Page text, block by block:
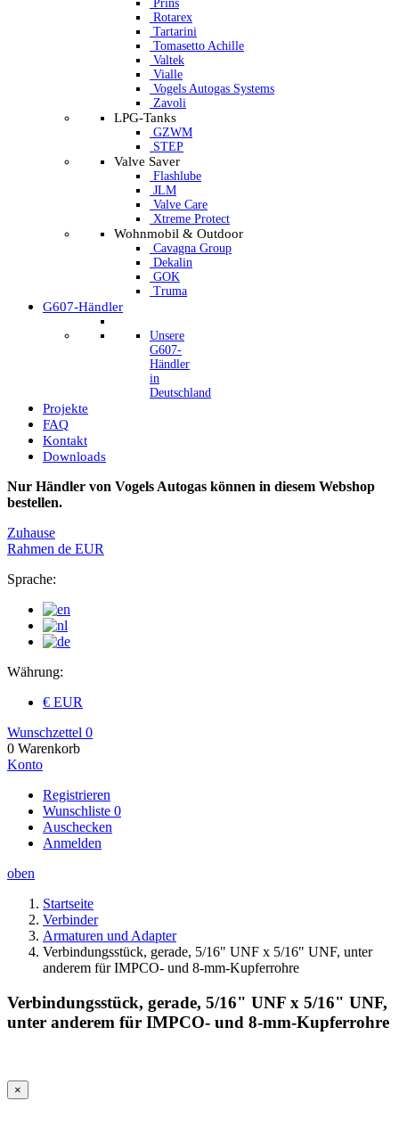
Prins
Rotarex
Tartarini
Tomasetto Achille
Valtek
Vialle
Vogels Autogas Systems
Zavoli
LPG-Tanks
GZWM
STEP
Valve Saver
Flashlube
JLM
Valve Care
Xtreme Protect
Wohnmobil & Outdoor
Cavagna Group
Dekalin
GOK
Truma
G607-Händler
Unsere
G607-
Händler
in
Deutschland
Projekte
FAQ
Kontakt
Downloads
Nur Händler von Vogels Autogas können in diesem Webshop
bestellen.
Zuhause
Rahmen de EUR
Sprache:
Währung:
€ EUR
Wunschzettel 0
0 Warenkorb
Konto
Registrieren
Wunschliste 0
Auschecken
Anmelden
oben
Startseite
Verbinder
Armaturen und Adapter
Verbindungsstück, gerade, 5/16" UNF x 5/16" UNF, unter
anderem für IMPCO- und 8-mm-Kupferrohre
Verbindungsstück, gerade, 5/16" UNF x 5/16" UNF,
unter anderem für IMPCO- und 8-mm-Kupferrohre
×